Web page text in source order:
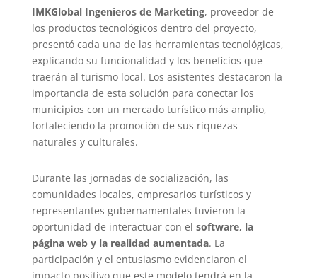
IMKGlobal Ingenieros de Marketing, proveedor de
los productos tecnológicos dentro del proyecto,
presentó cada una de las herramientas tecnológicas,
explicando su funcionalidad y los beneficios que
traerán al turismo local. Los asistentes destacaron la
importancia de esta solución para conectar los
municipios con un mercado turístico más amplio,
fortaleciendo la promoción de sus riquezas
naturales y culturales.
Durante las jornadas de socialización, las
comunidades locales, empresarios turísticos y
representantes gubernamentales tuvieron la
oportunidad de interactuar con el software, la
página web y la realidad aumentada. La
participación y el entusiasmo evidenciaron el